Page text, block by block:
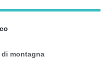
montagna